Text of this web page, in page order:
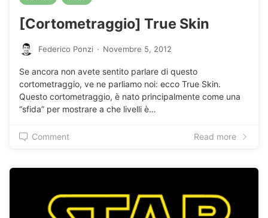
[Cortometraggio] True Skin
Federico Ponzi · Novembre 5, 2012
Se ancora non avete sentito parlare di questo
cortometraggio, ve ne parliamo noi: ecco True Skin.
Questo cortometraggio, è nato principalmente come una
“sfida” per mostrare a che livelli è…
Comment Read more